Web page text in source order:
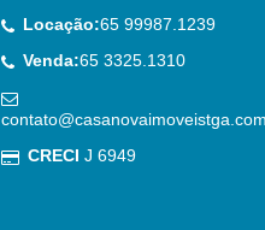
Locação:65 99987.1239
Venda:65 3325.1310
CRECI J 6949